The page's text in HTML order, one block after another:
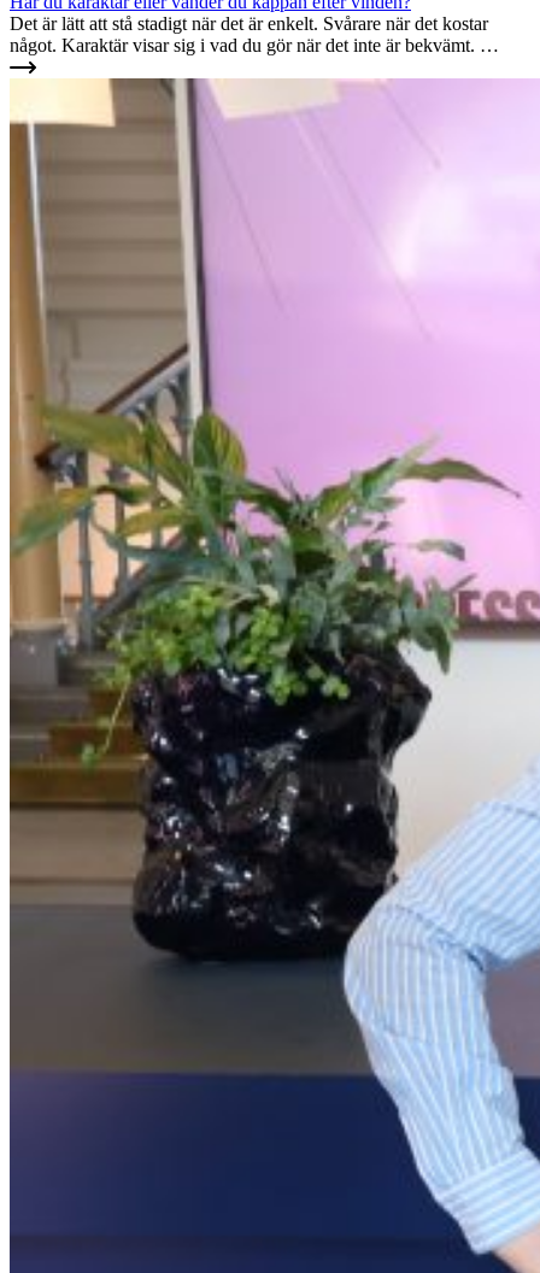
Det är lätt att stå stadigt när det är enkelt. Svårare när det kostar
något. Karaktär visar sig i vad du gör när det inte är bekvämt. …